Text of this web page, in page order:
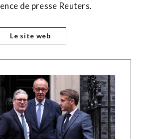
de presse Reuters.
Le site web